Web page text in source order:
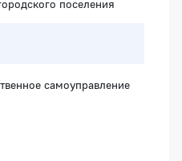
поселения
самоуправление